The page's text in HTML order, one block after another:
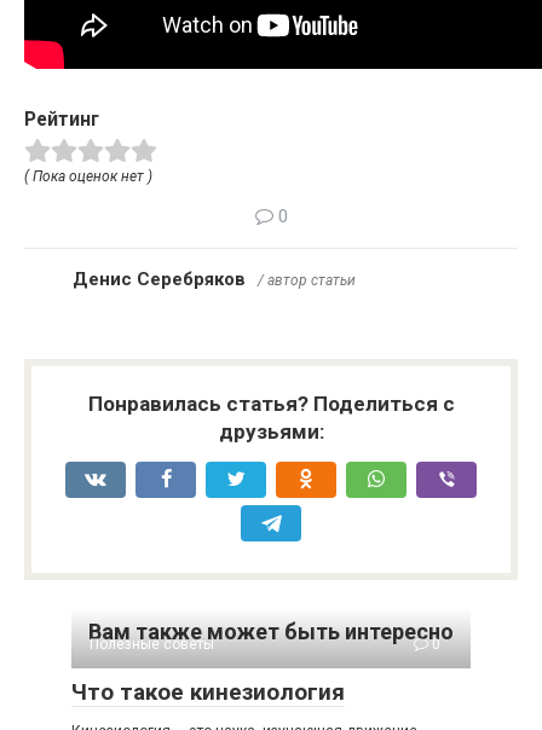
Рейтинг
( Пока оценок нет )
0
Денис Серебряков / автор статьи
Понравилась статья? Поделиться с
друзьями:
Вам также может быть интересно
Полезные советы 0
Что такое кинезиология